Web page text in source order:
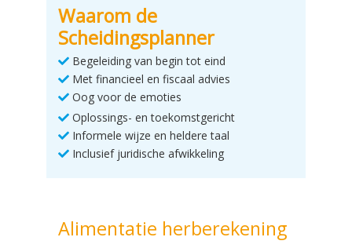
Waarom de
Scheidingsplanner
Begeleiding van begin tot eind
Met financieel en fiscaal advies
Oog voor de emoties
Oplossings- en toekomstgericht
Informele wijze en heldere taal
Inclusief juridische afwikkeling
Alimentatie herberekening